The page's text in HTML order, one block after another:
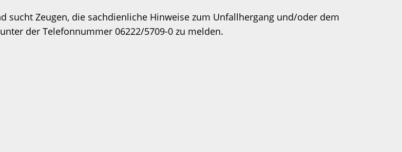
Zeugen, die sachdienliche Hinweise zum Unfallhergang und/oder dem
der Telefonnummer 06222/5709-0 zu melden.